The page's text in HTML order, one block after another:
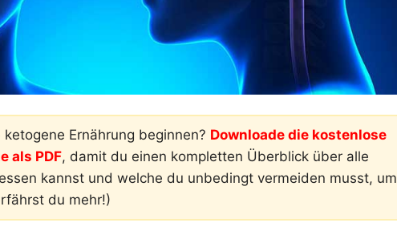
Ernährung beginnen? Downloade die kostenlose
als PDF, damit du einen kompletten Überblick über alle
kannst und welche du unbedingt vermeiden musst, um
du mehr!)